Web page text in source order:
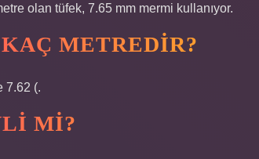
olan tüfek, 7.65 mm mermi kullanıyor.
METREDIR?
7.62 (.
MI?